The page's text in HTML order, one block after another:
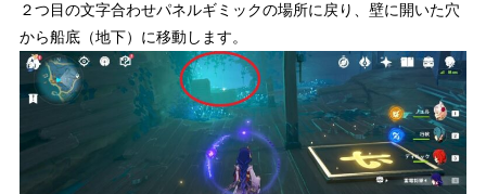
２つ目の文字合わせパネルギミックの場所に戻り、壁に開いた穴
から船底（地下）に移動します。